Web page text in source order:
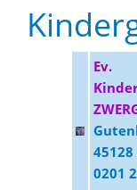
Ev.
45128
0201